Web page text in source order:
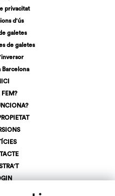
privacitat
d'ús
galetes
de galetes
Barcelona
FEM?